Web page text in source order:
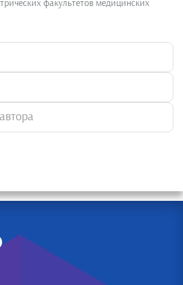
факультетов медицинских